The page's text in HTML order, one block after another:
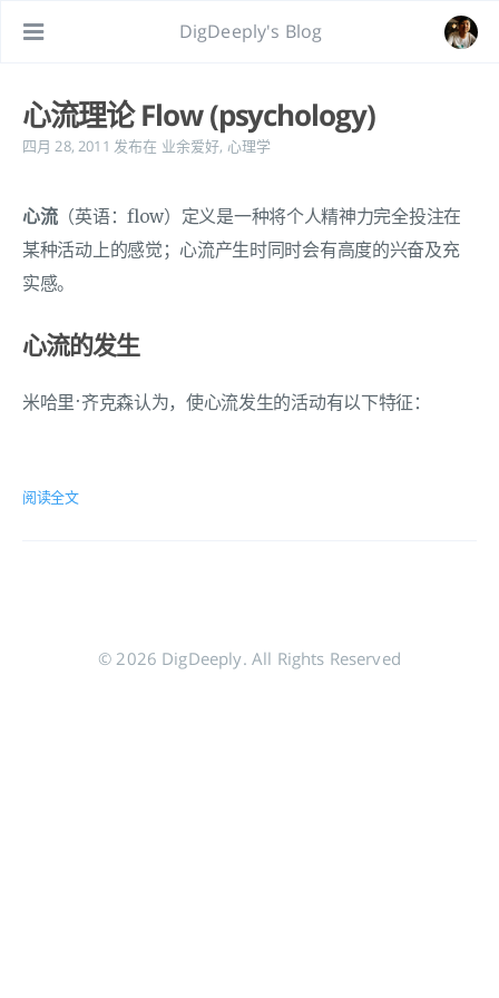
DigDeeply's Blog
心流理论 Flow (psychology)
四月 28, 2011 发布在 业余爱好, 心理学
心流（英语：flow）定义是一种将个人精神力完全投注在
某种活动上的感觉；心流产生时同时会有高度的兴奋及充
实感。
心流的发生
米哈里·齐克森认为，使心流发生的活动有以下特征：
阅读全文
© 2026 DigDeeply. All Rights Reserved